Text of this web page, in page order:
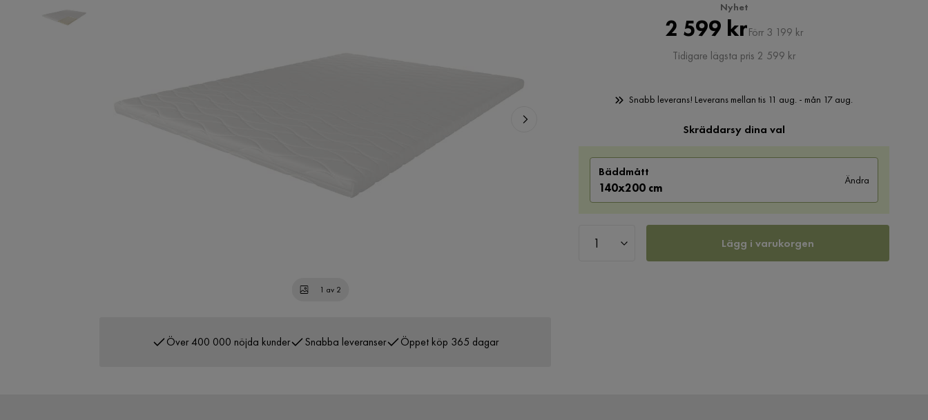
1 av 2
Över 400 000 nöjda kunder Snabba leveranser Öppet köp 365 dagar
Nyhet
Pris
2 599 krOriginal
Pris
Förr 3 199 kr
Tidigare lägsta pris 2 599 kr
Snabb leverans! Leverans mellan tis 11 aug. - mån 17 aug.
Skräddarsy dina val
Bäddmått
140x200 cm
Ändra
Lägg i varukorgen